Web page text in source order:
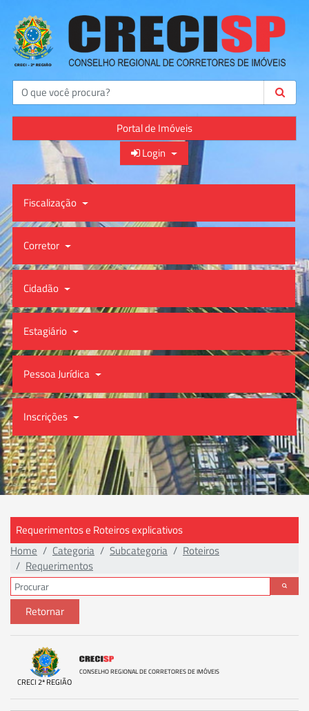
Buscar
Portal de Imóveis
Login
Fiscalização
Corretor
Cidadão
Estagiário
Pessoa Jurídica
Inscrições
Requerimentos e Roteiros explicativos
Home
Categoria Subcategoria
Roteiros
Requerimentos
Retornar
CRECI 2ª REGIÃO
CONSELHO REGIONAL DE CORRETORES DE IMÓVEIS